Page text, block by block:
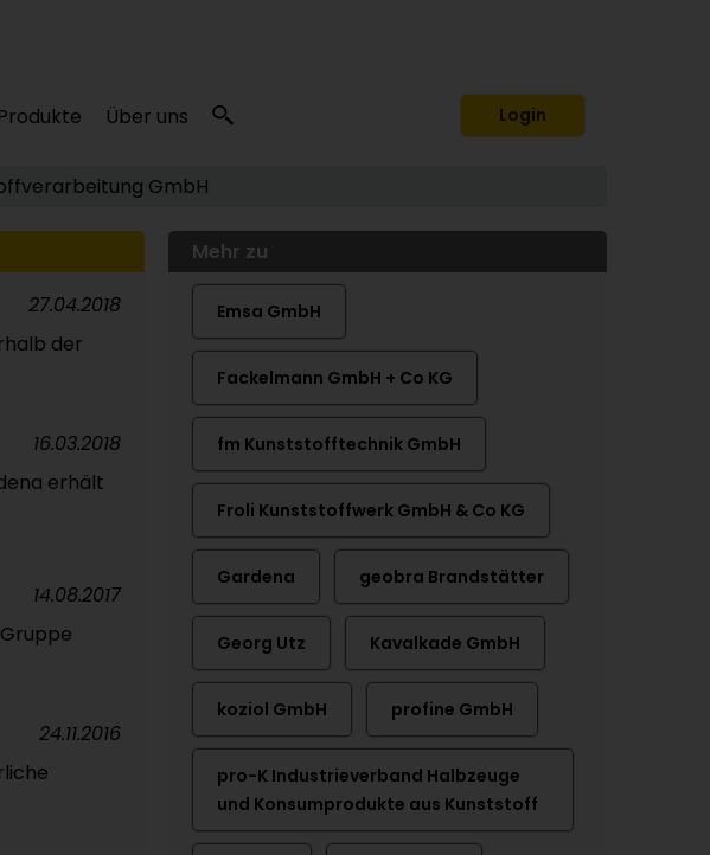
Produkte Über uns Login
GmbH
der
27.04.2018
erhält
16.03.2018
14.08.2017
24.11.2016
Mehr zu
Emsa GmbH
Fackelmann GmbH + Co KG
fm Kunststofftechnik GmbH
Froli Kunststoffwerk GmbH & Co KG
Gardena geobra Brandstätter
Georg Utz Kavalkade GmbH
koziol GmbH profine GmbH
pro-K Industrieverband Halbzeuge
und Konsumprodukte aus Kunststoff